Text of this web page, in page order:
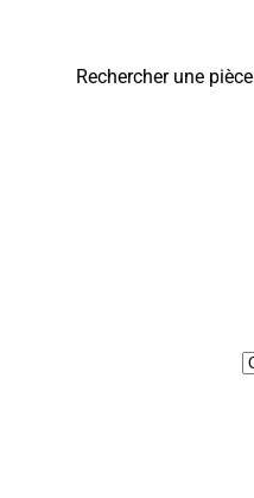
Rechercher une pièce